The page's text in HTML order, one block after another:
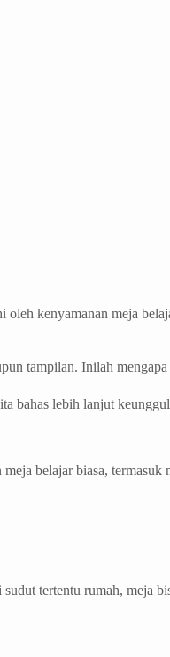
kenyamanan meja
tampilan. Inilah
bahas lebih lanjut
belajar biasa,
tertentu rumah, meja